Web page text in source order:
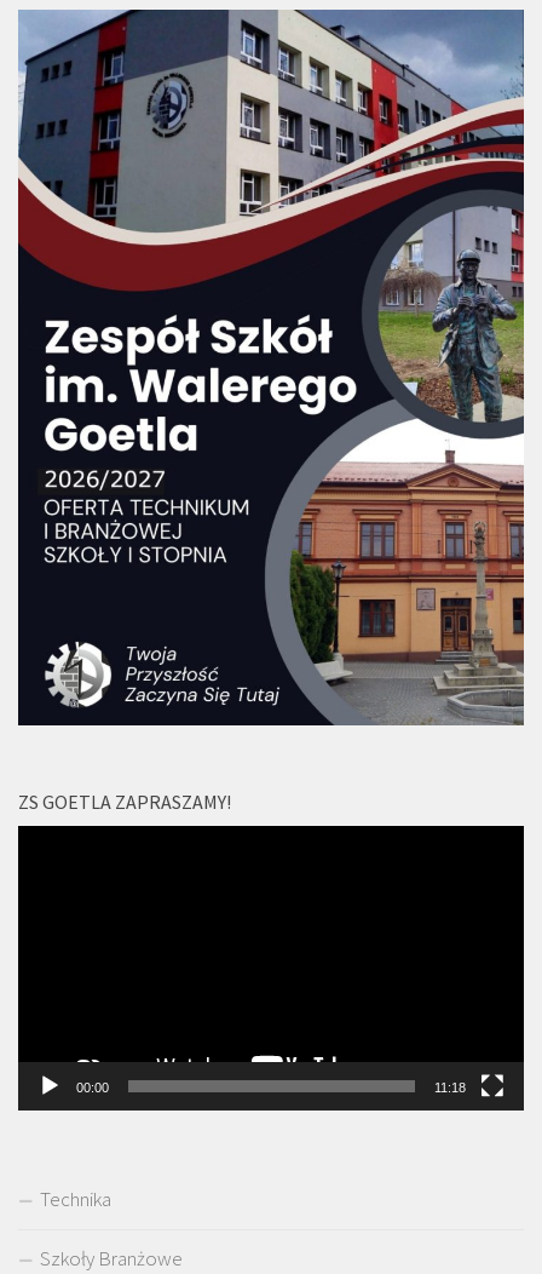
ZS GOETLA ZAPRASZAMY!
00:00 11:18
Technika
Szkoły Branżowe